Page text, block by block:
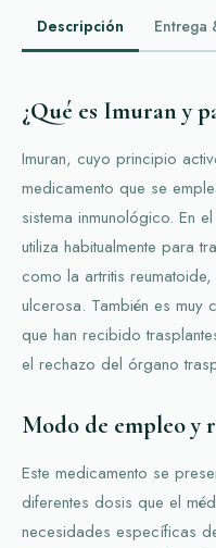
Descripción Entrega
¿Qué es Imuran y
Imuran, cuyo principio
medicamento que se
sistema inmunológico. En
utiliza habitualmente para
como la artritis
ulcerosa. También es
que han recibido
el rechazo del órgano
Modo de empleo y
Este medicamento se
diferentes dosis que el
necesidades específicas